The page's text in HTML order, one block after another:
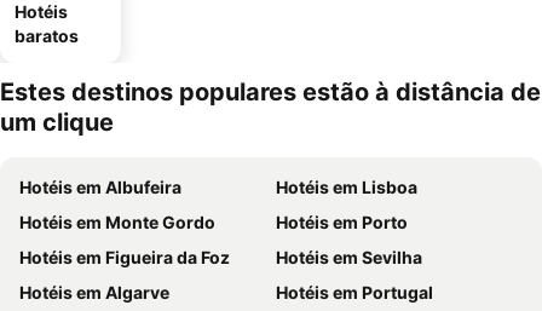
Hotéis
baratos
Estes destinos populares estão à distância de
um clique
Hotéis em Albufeira
Hotéis em Lisboa
Hotéis em Monte Gordo
Hotéis em Porto
Hotéis em Figueira da Foz
Hotéis em Sevilha
Hotéis em Algarve
Hotéis em Portugal